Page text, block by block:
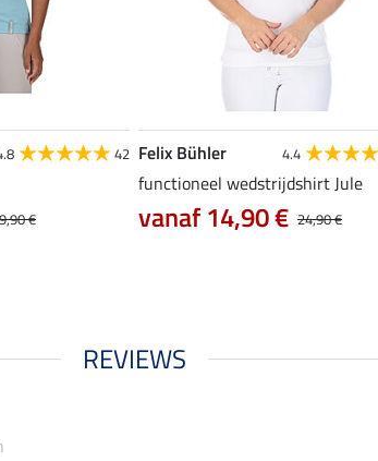
42
€
Felix Bühler 4.4
functioneel wedstrijdshirt Jule
24,90 €
vanaf 14,90 €
REVIEWS